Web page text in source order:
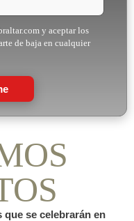
y aceptar los
de baja en cualquier
se celebrarán en